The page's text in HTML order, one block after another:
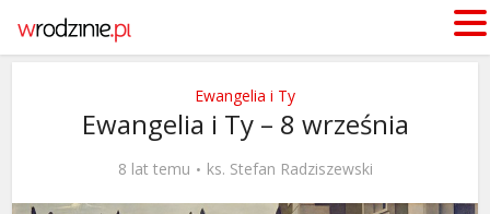
Ewangelia i Ty
Ewangelia i Ty – 8 września
8 lat temu ks. Stefan Radziszewski